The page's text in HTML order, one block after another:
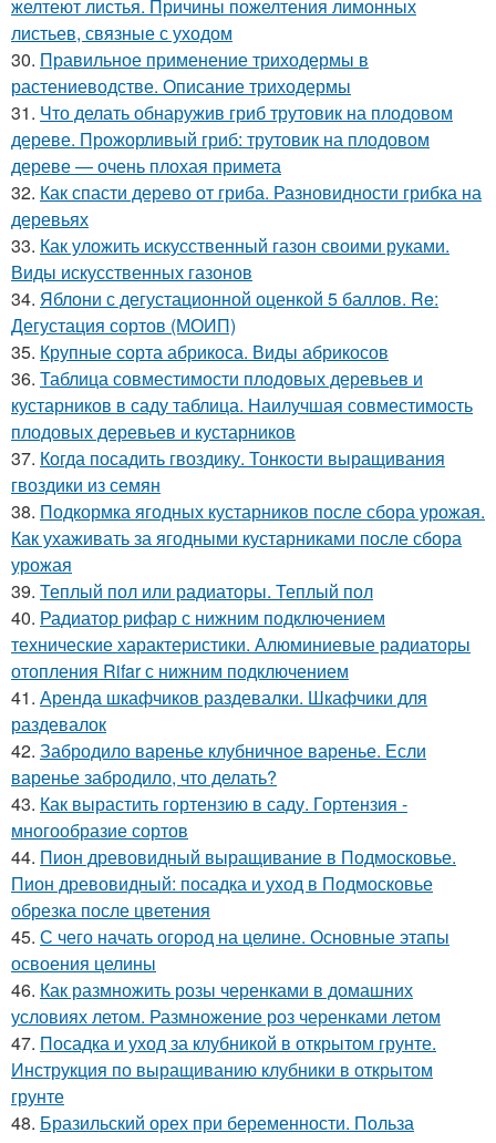
желтеют листья. Причины пожелтения лимонных
листьев, связные с уходом
30. Правильное применение триходермы в
растениеводстве. Описание триходермы
31. Что делать обнаружив гриб трутовик на плодовом
дереве. Прожорливый гриб: трутовик на плодовом
дереве — очень плохая примета
32. Как спасти дерево от гриба. Разновидности грибка на
деревьях
33. Как уложить искусственный газон своими руками.
Виды искусственных газонов
34. Яблони с дегустационной оценкой 5 баллов. Re:
Дегустация сортов (МОИП)
35. Крупные сорта абрикоса. Виды абрикосов
36. Таблица совместимости плодовых деревьев и
кустарников в саду таблица. Наилучшая совместимость
плодовых деревьев и кустарников
37. Когда посадить гвоздику. Тонкости выращивания
гвоздики из семян
38. Подкормка ягодных кустарников после сбора урожая.
Как ухаживать за ягодными кустарниками после сбора
урожая
39. Теплый пол или радиаторы. Теплый пол
40. Радиатор рифар с нижним подключением
технические характеристики. Алюминиевые радиаторы
отопления Rifar с нижним подключением
41. Аренда шкафчиков раздевалки. Шкафчики для
раздевалок
42. Забродило варенье клубничное варенье. Если
варенье забродило, что делать?
43. Как вырастить гортензию в саду. Гортензия -
многообразие сортов
44. Пион древовидный выращивание в Подмосковье.
Пион древовидный: посадка и уход в Подмосковье
обрезка после цветения
45. С чего начать огород на целине. Основные этапы
освоения целины
46. Как размножить розы черенками в домашних
условиях летом. Размножение роз черенками летом
47. Посадка и уход за клубникой в открытом грунте.
Инструкция по выращиванию клубники в открытом
грунте
48. Бразильский орех при беременности. Польза